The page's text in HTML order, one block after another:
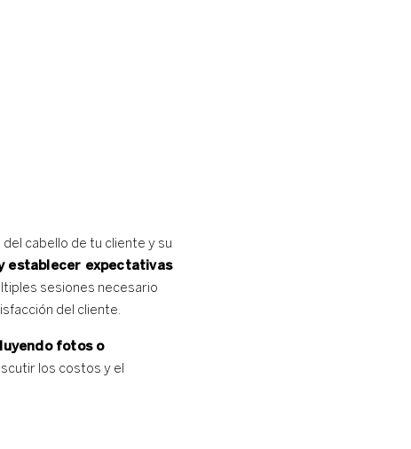
cabello de tu cliente y su
establecer expectativas
sesiones necesario
del cliente.
fotos o
los costos y el